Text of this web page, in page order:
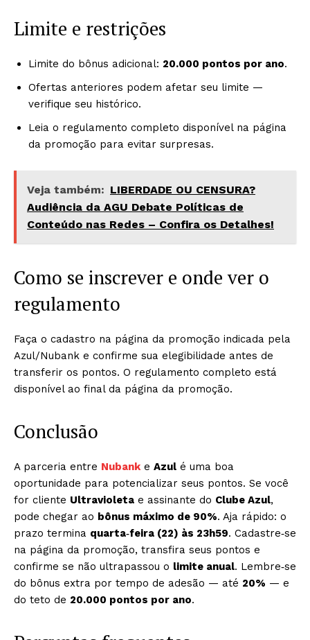
Limite e restrições
Limite do bônus adicional: 20.000 pontos por ano.
Ofertas anteriores podem afetar seu limite —
verifique seu histórico.
Leia o regulamento completo disponível na página
da promoção para evitar surpresas.
Veja também: LIBERDADE OU CENSURA?
Audiência da AGU Debate Políticas de
Conteúdo nas Redes – Confira os Detalhes!
Como se inscrever e onde ver o
regulamento
Faça o cadastro na página da promoção indicada pela
Azul/Nubank e confirme sua elegibilidade antes de
transferir os pontos. O regulamento completo está
disponível ao final da página da promoção.
Conclusão
A parceria entre Nubanke Azul é uma boa
oportunidade para potencializar seus pontos. Se você
for cliente Ultravioleta e assinante do Clube Azul,
pode chegar ao bônus máximo de 90%. Aja rápido: o
prazo termina quarta‑feira (22) às 23h59. Cadastre‑se
na página da promoção, transfira seus pontos e
confirme se não ultrapassou o limite anual. Lembre‑se
do bônus extra por tempo de adesão — até 20% — e
do teto de 20.000 pontos por ano.